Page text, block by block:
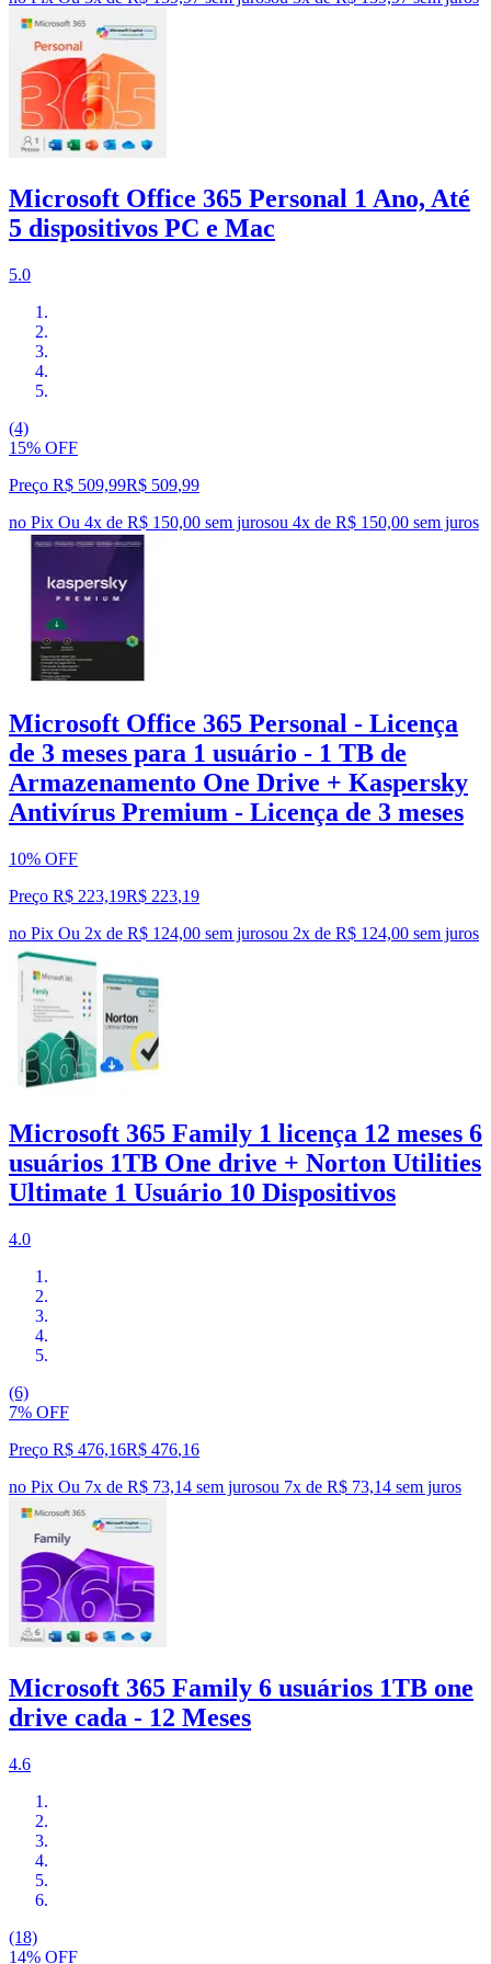
Microsoft Office 365 Personal 1 Ano, Até
5 dispositivos PC e Mac
5.0
(4)
15% OFF
Preço R$ 509,99R$ 509,99
no Pix Ou 4x de R$ 150,00 sem jurosou 4x de R$ 150,00 sem juros
Microsoft Office 365 Personal - Licença
de 3 meses para 1 usuário - 1 TB de
Armazenamento One Drive + Kaspersky
Antivírus Premium - Licença de 3 meses
10% OFF
Preço R$ 223,19R$ 223,19
no Pix Ou 2x de R$ 124,00 sem jurosou 2x de R$ 124,00 sem juros
Microsoft 365 Family 1 licença 12 meses 6
usuários 1TB One drive + Norton Utilities
Ultimate 1 Usuário 10 Dispositivos
4.0
(6)
7% OFF
Preço R$ 476,16R$ 476,16
no Pix Ou 7x de R$ 73,14 sem jurosou 7x de R$ 73,14 sem juros
Microsoft 365 Family 6 usuários 1TB one
drive cada - 12 Meses
4.6
(18)
14% OFF